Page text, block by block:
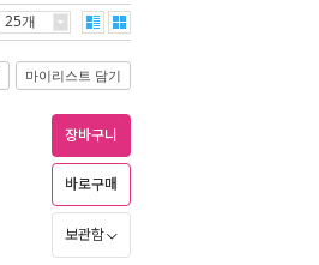
25개
마이리스트 담기
장바구니
바로구매
보관함